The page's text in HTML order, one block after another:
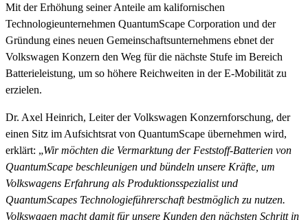
Mit der Erhöhung seiner Anteile am kalifornischen
Technologieunternehmen QuantumScape Corporation und der
Gründung eines neuen Gemeinschaftsunternehmens ebnet der
Volkswagen Konzern den Weg für die nächste Stufe im Bereich
Batterieleistung, um so höhere Reichweiten in der E-Mobilität zu
erzielen.
Dr. Axel Heinrich, Leiter der Volkswagen Konzernforschung, der
einen Sitz im Aufsichtsrat von QuantumScape übernehmen wird,
erklärt: „Wir möchten die Vermarktung der Feststoff-Batterien von
QuantumScape beschleunigen und bündeln unsere Kräfte, um
Volkswagens Erfahrung als Produktionsspezialist und
QuantumScapes Technologieführerschaft bestmöglich zu nutzen.
Volkswagen macht damit für unsere Kunden den nächsten Schritt in